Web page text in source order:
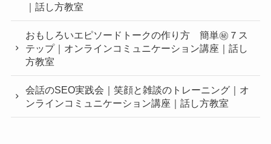
｜話し方教室
おもしろいエピソードトークの作り方 簡単㊙︎７ス
テップ｜オンラインコミュニケーション講座｜話し
方教室
会話のSEO実践会｜笑顔と雑談のトレーニング｜オ
ンラインコミュニケーション講座｜話し方教室